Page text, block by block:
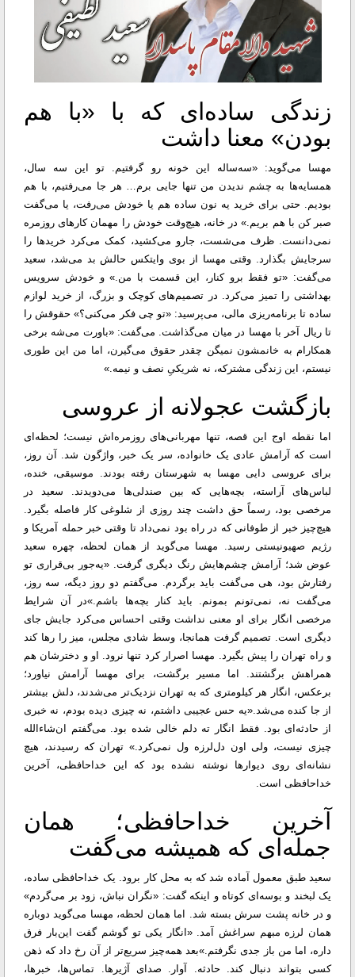
زندگی ساده‌ای که با «با هم
بودن» معنا داشت
مهسا می‌گوید: «سه‌ساله این خونه رو گرفتیم. تو این سه سال،
همسایه‌ها به چشم ندیدن من تنها جایی برم… هر جا می‌رفتیم، با هم
بودیم. حتی برای خرید یه نون ساده هم یا خودش می‌رفت، یا می‌گفت
صبر کن با هم بریم.» در خانه، هیچ‌وقت خودش را مهمان کارهای روزمره
نمی‌دانست. ظرف می‌شست، جارو می‌کشید، کمک می‌کرد خریدها را
سرجایش بگذارد. وقتی مهسا از بوی وایتکس حالش بد می‌شد، سعید
می‌گفت: «تو فقط برو کنار، این قسمت با من.» و خودش سرویس
بهداشتی را تمیز می‌کرد. در تصمیم‌های کوچک و بزرگ، از خرید لوازم
ساده تا برنامه‌ریزی مالی، می‌پرسید: «تو چی فکر می‌کنی؟» حقوقش را
تا ریال آخر با مهسا در میان می‌گذاشت. می‌گفت: «باورت می‌شه برخی
همکارام به خانمشون نمیگن چقدر حقوق می‌گیرن، اما من این طوری
نیستم، این زندگی مشترکه، نه شریکیِ نصف و نیمه.»
بازگشت عجولانه از عروسی
اما نقطه اوج این قصه، تنها مهربانی‌های روزمره‌اش نیست؛ لحظه‌ای
است که آرامش عادی یک خانواده، سر یک خبر، واژگون شد. آن روز،
برای عروسی دایی مهسا به شهرستان رفته بودند. موسیقی، خنده،
لباس‌های آراسته، بچه‌هایی که بین صندلی‌ها می‌دویدند. سعید در
مرخصی بود، رسماً حق داشت چند روزی از شلوغی کار فاصله بگیرد.
هیچ‌چیز خبر از طوفانی که در راه بود نمی‌داد تا وقتی خبر حمله آمریکا و
رژیم صهیونیستی رسید. مهسا می‌گوید از همان لحظه، چهره‌ سعید
عوض شد؛ آرامش چشم‌هایش رنگ دیگری گرفت. «یه‌جور بی‌قراری تو
رفتارش بود، هی می‌گفت باید برگردم. می‌گفتم دو روز دیگه، سه روز،
می‌گفت نه، نمی‌تونم بمونم. باید کنار بچه‌ها باشم.»در آن شرایط
مرخصی انگار برای او معنی نداشت وقتی احساس می‌کرد جایش جای
دیگری‌ است. تصمیم گرفت همانجا، وسط شادی مجلس، میز را رها کند
و راه تهران را پیش بگیرد. مهسا اصرار کرد تنها نرود. او و دخترشان هم
همراهش برگشتند. اما مسیر برگشت، برای مهسا آرامش نیاورد؛
برعکس، انگار هر کیلومتری که به تهران نزدیک‌تر می‌شدند، دلش بیشتر
از جا کنده می‌شد.«یه حس عجیبی داشتم، نه چیزی دیده بودم، نه خبری
از حادثه‌ای بود. فقط انگار ته دلم خالی شده بود. می‌گفتم ان‌شاءالله
چیزی نیست، ولی اون دل‌لرزه ول نمی‌کرد.» تهران که رسیدند، هیچ
نشانه‌ای روی دیوارها نوشته نشده بود که این خداحافظی، آخرین
خداحافظی است.
آخرین خداحافظی؛ همان
جمله‌ای که همیشه می‌گفت
سعید طبق معمول آماده شد که به محل کار برود. یک خداحافظی ساده،
یک لبخند و بوسه‌ای کوتاه و اینکه گفت: «نگران نباش، زود بر می‌گردم»
و در خانه پشت سرش بسته شد. اما همان لحظه، مهسا می‌گوید دوباره
همان لرزه‌ مبهم سراغش آمد. «انگار یکی تو گوشم گفت این‌بار فرق
داره، اما من باز جدی نگرفتم.»بعد همه‌چیز سریع‌تر از آن رخ داد که ذهن
کسی بتواند دنبال کند. حادثه. آوار. صدای آژیرها. تماس‌ها، خبرها،